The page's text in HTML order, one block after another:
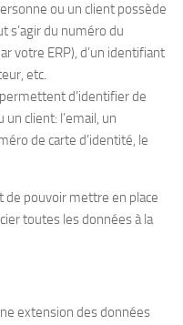
ou un client possède
s’agir du numéro du
votre ERP), d’un identifiant
etc.
d’identifier de
client: l’email, un
de carte d’identité, le
de pouvoir mettre en place
toutes les données à la
extension des données